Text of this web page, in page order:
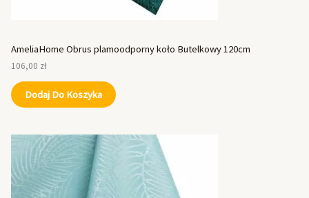
AmeliaHome Obrus plamoodporny koło Butelkowy 120cm
106,00 zł
Dodaj Do Koszyka